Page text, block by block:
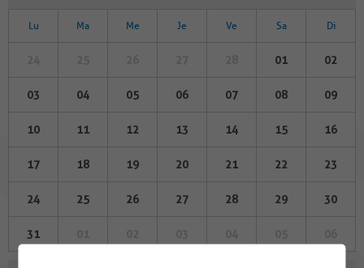
Lu Ma Me Je Ve Sa Di
01 02
03 04 05 06 07 08 09
10 11 12 13 14 15 16
17 18 19 20 21 22 23
24 25 26 27 28 29 30
31